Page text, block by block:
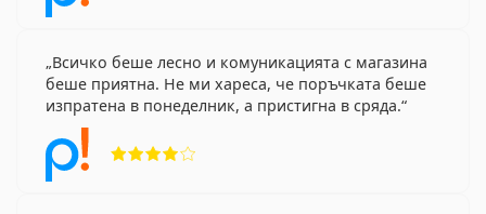
Всичко беше лесно и комуникацията с магазина
беше приятна. Не ми хареса, че поръчката беше
изпратена в понеделник, а пристигна в сряда.